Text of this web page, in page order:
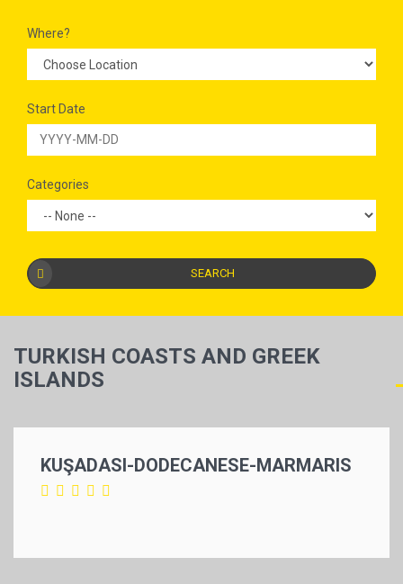
Where?
Start Date
Categories
SEARCH
TURKISH COASTS AND GREEK
ISLANDS
KUŞADASI-DODECANESE-MARMARIS